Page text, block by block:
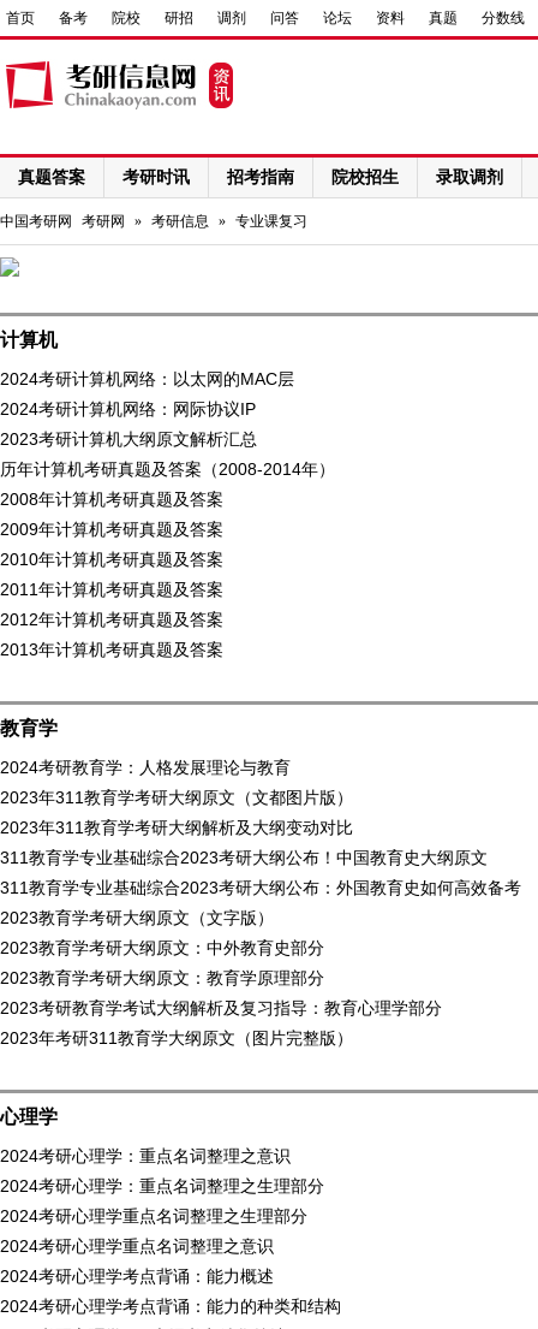
首页 备考 院校 研招 调剂 问答 论坛 资料 真题 分数线
真题答案 考研时讯 招考指南 院校招生 录取调剂
网络课程
中国考研网 考研网 » 考研信息 » 专业课复习
计算机
2024考研计算机网络：以太网的MAC层
2024考研计算机网络：网际协议IP
2023考研计算机大纲原文解析汇总
历年计算机考研真题及答案（2008-2014年）
2008年计算机考研真题及答案
2009年计算机考研真题及答案
2010年计算机考研真题及答案
2011年计算机考研真题及答案
2012年计算机考研真题及答案
2013年计算机考研真题及答案
教育学
2024考研教育学：人格发展理论与教育
2023年311教育学考研大纲原文（文都图片版）
2023年311教育学考研大纲解析及大纲变动对比
311教育学专业基础综合2023考研大纲公布！中国教育史大纲原文
311教育学专业基础综合2023考研大纲公布：外国教育史如何高效备考
2023教育学考研大纲原文（文字版）
2023教育学考研大纲原文：中外教育史部分
2023教育学考研大纲原文：教育学原理部分
2023考研教育学考试大纲解析及复习指导：教育心理学部分
2023年考研311教育学大纲原文（图片完整版）
心理学
2024考研心理学：重点名词整理之意识
2024考研心理学：重点名词整理之生理部分
2024考研心理学重点名词整理之生理部分
2024考研心理学重点名词整理之意识
2024考研心理学考点背诵：能力概述
2024考研心理学考点背诵：能力的种类和结构